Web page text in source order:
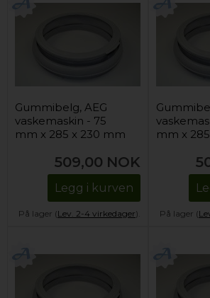
Gummibelg, AEG
vaskemaskin - 75
mm x 285 x 230 mm
509,00 NOK
Legg i kurven
På lager (Lev. 2-4 virkedager).
mm x
På lager (